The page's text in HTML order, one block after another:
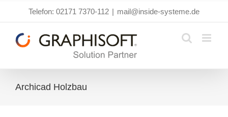
springen
Telefon: 02171 7370-112 | mail@inside-systeme.de
Archicad Holzbau